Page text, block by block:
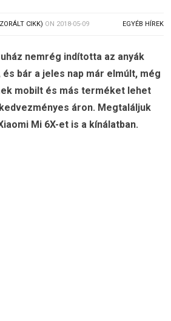
CIKK) ON 2018-05-09 EGYÉB HÍREK
nemrég indította az anyák
bár a jeles nap már elmúlt, még
mobilt és más terméket lehet
áron. Megtaláljuk
Mi 6X-et is a kínálatban.